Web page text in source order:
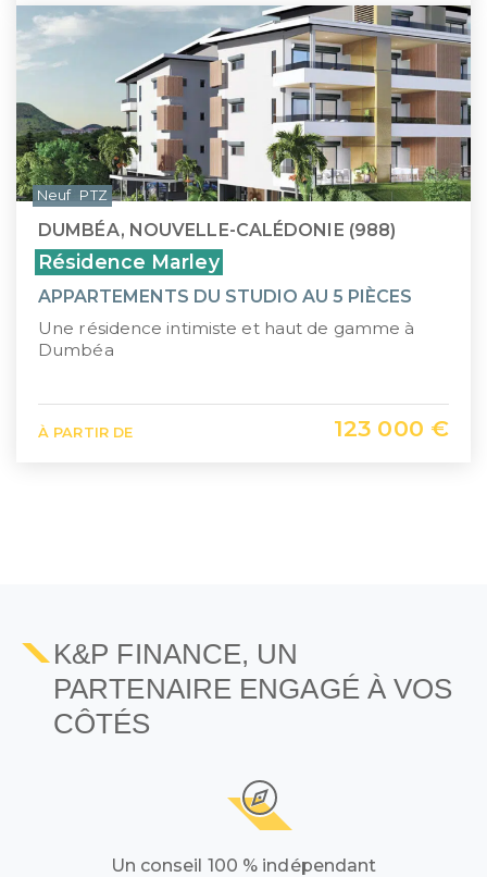
DUMBÉA, NOUVELLE-CALÉDONIE (988)
Résidence Marley
APPARTEMENTS DU STUDIO AU 5 PIÈCES
Une résidence intimiste et haut de gamme à
Dumbéa
À PARTIR DE 123 000 €
Neuf PTZ
K&P FINANCE, UN
PARTENAIRE ENGAGÉ À VOS
CÔTÉS
Un conseil 100 % indépendant